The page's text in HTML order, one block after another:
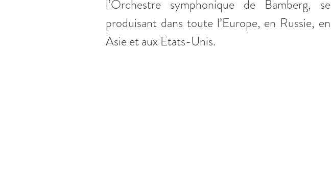
l’Orchestre symphonique de Bamberg, se
produisant dans toute l’Europe, en Russie, en
Asie et aux Etats-Unis.